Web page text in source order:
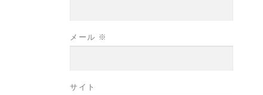
メール ※
サイト